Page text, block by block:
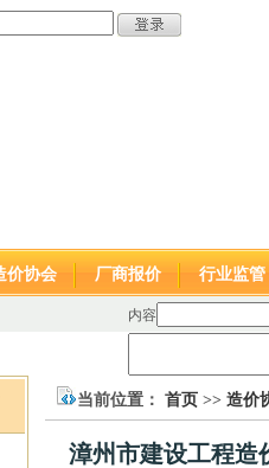
价协会 厂商报价 行业监管
内容
当前位置： 首页 >> 造价
漳州市建设工程造